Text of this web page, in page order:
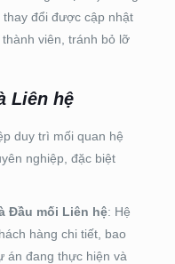
đổi được cập nhật
viên, tránh bỏ lỡ
Liên hệ
duy trì mối quan hệ
nghiệp, đặc biệt
Đầu mối Liên hệ: Hệ
hàng chi tiết, bao
án đang thực hiện và